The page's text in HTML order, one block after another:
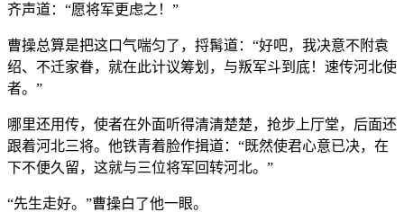
齐声道：“愿将军更虑之！”
曹操总算是把这口气喘匀了，捋髯道：“好吧，我决意不附袁
绍、不迁家眷，就在此计议筹划，与叛军斗到底！速传河北使
者。”
哪里还用传，使者在外面听得清清楚楚，抢步上厅堂，后面还
跟着河北三将。他铁青着脸作揖道：“既然使君心意已决，在
下不便久留，这就与三位将军回转河北。”
“先生走好。”曹操白了他一眼。